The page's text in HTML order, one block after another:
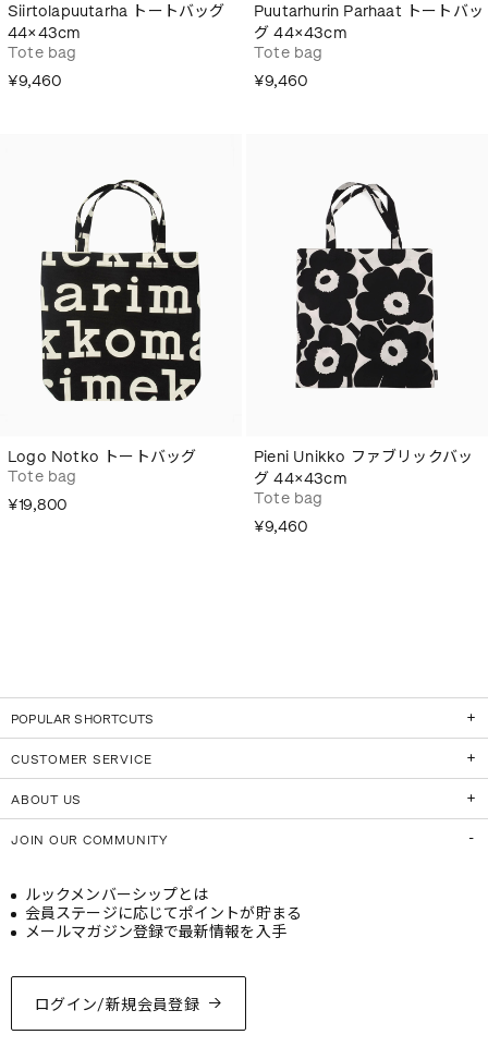
Siirtolapuutarha トートバッグ
44×43cm
Tote bag
¥9,460
Puutarhurin Parhaat トートバッ
グ 44×43cm
Tote bag
¥9,460
Logo Notko トートバッグ
Tote bag
¥19,800
Pieni Unikko ファブリックバッ
グ 44×43cm
Tote bag
¥9,460
POPULAR SHORTCUTS
CUSTOMER SERVICE
ABOUT US
JOIN OUR COMMUNITY
ログイン/新規会員登録
ルックメンバーシップとは
会員ステージに応じてポイントが貯まる
メールマガジン登録で最新情報を入手